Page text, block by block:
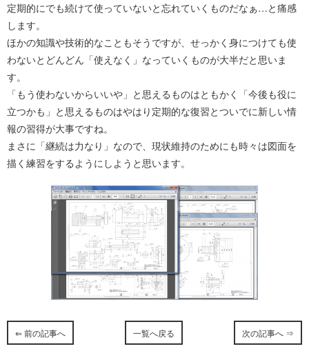
定期的にでも続けて使っていないと忘れていくものだなぁ…と痛感
します。
ほかの知識や技術的なこともそうですが、せっかく身につけても使
わないとどんどん「使えなく」なっていくものが大半だと思いま
す。
「もう使わないからいいや」と思えるものはともかく「今後も役に
立つかも」と思えるものはやはり定期的な復習とついでに新しい情
報の習得が大事ですね。
まさに「継続は力なり」なので、現状維持のためにも時々は図面を
描く練習をするようにしようと思います。
⇐ 前の記事へ 一覧へ戻る 次の記事へ ⇒